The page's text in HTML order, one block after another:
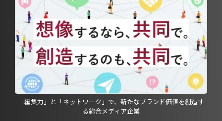
「編集力」と「ネットワーク」で、新たなブランド価値を創造す
る総合メディア企業